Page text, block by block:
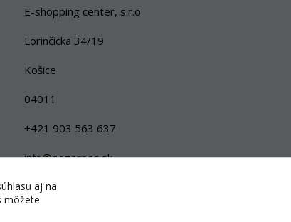
E-shopping center, s.r.o
Lorinčícka 34/19
Košice
04011
+421 903 563 637
info@pozorpes.sk
aj na
môžete